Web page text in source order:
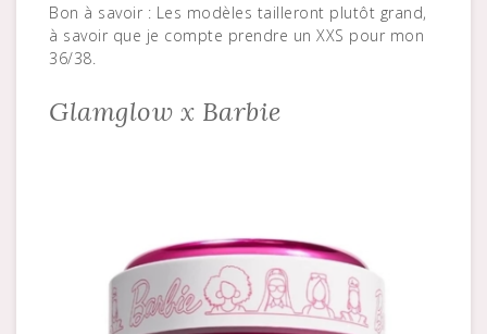
Bon à savoir : Les modèles tailleront plutôt grand,
à savoir que je compte prendre un XXS pour mon
36/38.
Glamglow x Barbie